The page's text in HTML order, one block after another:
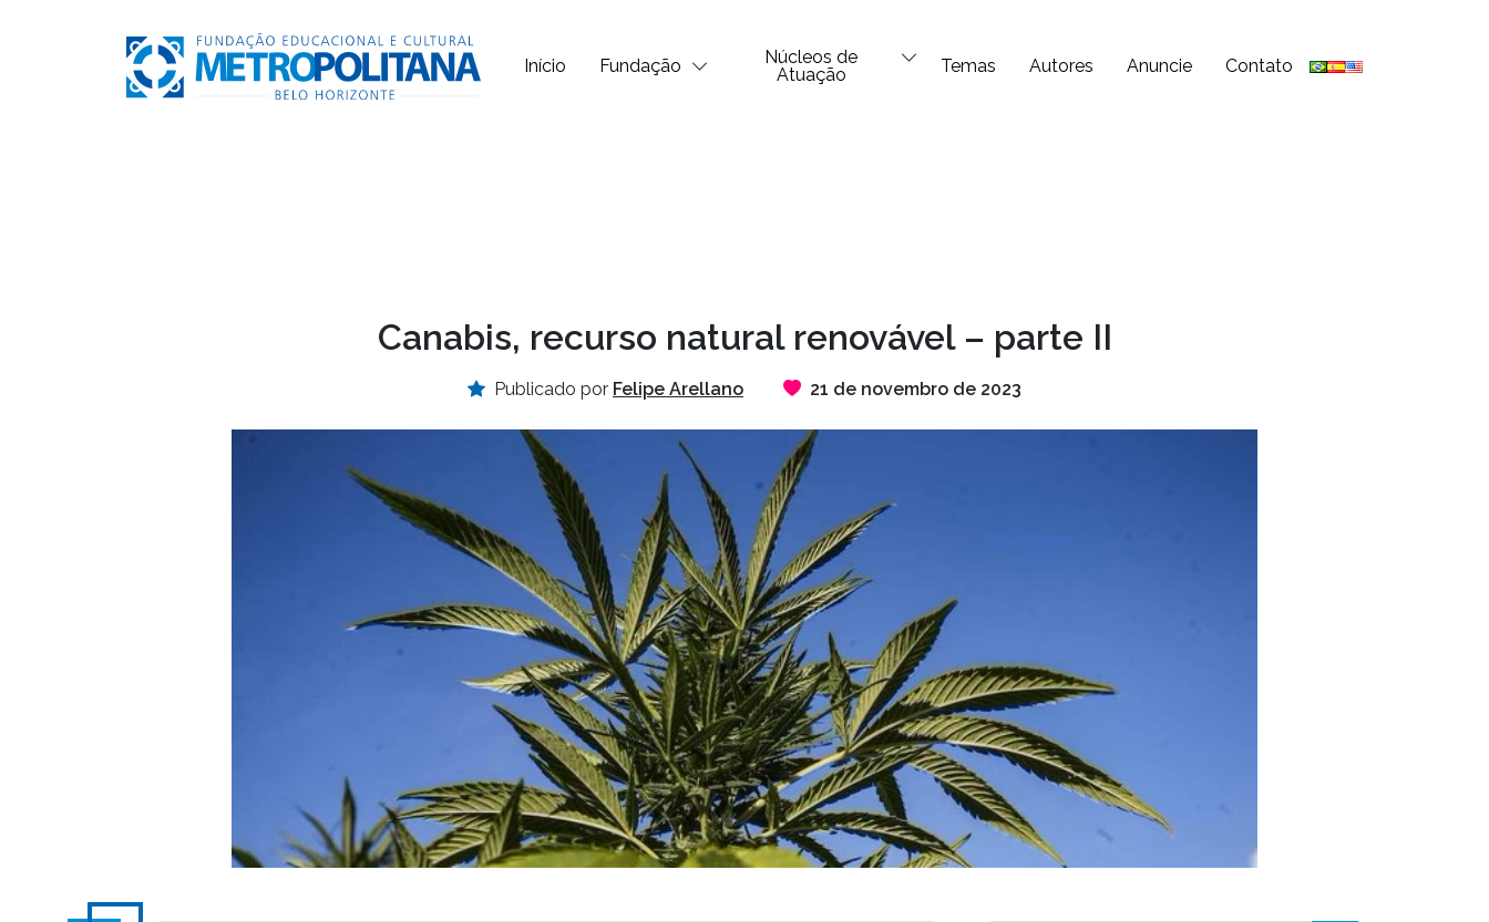
Início Fundação
Núcleos de
Atuação
Temas Autores Anuncie Contato
Canabis, recurso natural renovável – parte II
Publicado por Felipe Arellano 21 de novembro de 2023